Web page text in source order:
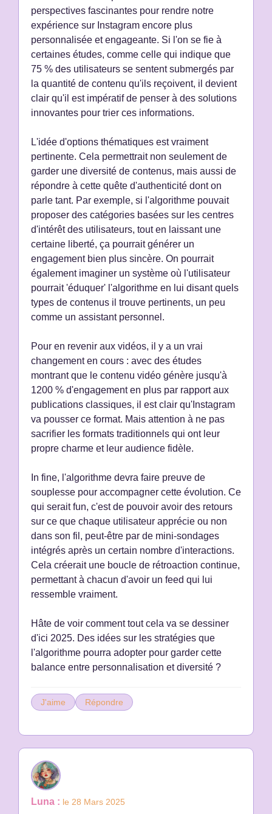
perspectives fascinantes pour rendre notre
expérience sur Instagram encore plus
personnalisée et engageante. Si l'on se fie à
certaines études, comme celle qui indique que
75 % des utilisateurs se sentent submergés par
la quantité de contenu qu'ils reçoivent, il devient
clair qu'il est impératif de penser à des solutions
innovantes pour trier ces informations.
L'idée d'options thématiques est vraiment
pertinente. Cela permettrait non seulement de
garder une diversité de contenus, mais aussi de
répondre à cette quête d'authenticité dont on
parle tant. Par exemple, si l'algorithme pouvait
proposer des catégories basées sur les centres
d'intérêt des utilisateurs, tout en laissant une
certaine liberté, ça pourrait générer un
engagement bien plus sincère. On pourrait
également imaginer un système où l'utilisateur
pourrait 'éduquer' l'algorithme en lui disant quels
types de contenus il trouve pertinents, un peu
comme un assistant personnel.
Pour en revenir aux vidéos, il y a un vrai
changement en cours : avec des études
montrant que le contenu vidéo génère jusqu'à
1200 % d'engagement en plus par rapport aux
publications classiques, il est clair qu'Instagram
va pousser ce format. Mais attention à ne pas
sacrifier les formats traditionnels qui ont leur
propre charme et leur audience fidèle.
In fine, l'algorithme devra faire preuve de
souplesse pour accompagner cette évolution. Ce
qui serait fun, c'est de pouvoir avoir des retours
sur ce que chaque utilisateur apprécie ou non
dans son fil, peut-être par de mini-sondages
intégrés après un certain nombre d'interactions.
Cela créerait une boucle de rétroaction continue,
permettant à chacun d'avoir un feed qui lui
ressemble vraiment.
Hâte de voir comment tout cela va se dessiner
d'ici 2025. Des idées sur les stratégies que
l'algorithme pourra adopter pour garder cette
balance entre personnalisation et diversité ?
J'aime Répondre
Luna : le 28 Mars 2025